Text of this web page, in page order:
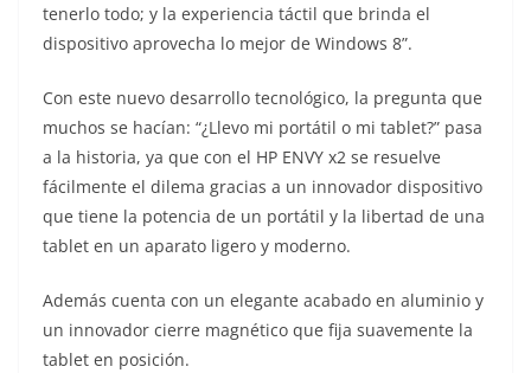
tenerlo todo; y la experiencia táctil que brinda el
dispositivo aprovecha lo mejor de Windows 8”.
Con este nuevo desarrollo tecnológico, la pregunta que
muchos se hacían: “¿Llevo mi portátil o mi tablet?” pasa
a la historia, ya que con el HP ENVY x2 se resuelve
fácilmente el dilema gracias a un innovador dispositivo
que tiene la potencia de un portátil y la libertad de una
tablet en un aparato ligero y moderno.
Además cuenta con un elegante acabado en aluminio y
un innovador cierre magnético que fija suavemente la
tablet en posición.